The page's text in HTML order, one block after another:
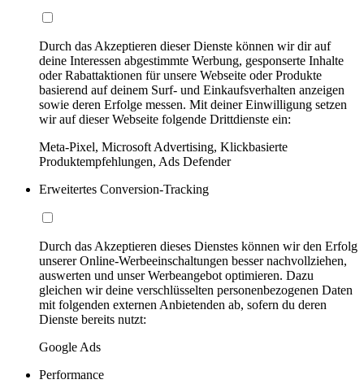
Durch das Akzeptieren dieser Dienste können wir dir auf
deine Interessen abgestimmte Werbung, gesponserte Inhalte
oder Rabattaktionen für unsere Webseite oder Produkte
basierend auf deinem Surf- und Einkaufsverhalten anzeigen
sowie deren Erfolge messen. Mit deiner Einwilligung setzen
wir auf dieser Webseite folgende Drittdienste ein:
Meta-Pixel, Microsoft Advertising, Klickbasierte
Produktempfehlungen, Ads Defender
Erweitertes Conversion-Tracking
Durch das Akzeptieren dieses Dienstes können wir den Erfolg
unserer Online-Werbeeinschaltungen besser nachvollziehen,
auswerten und unser Werbeangebot optimieren. Dazu
gleichen wir deine verschlüsselten personenbezogenen Daten
mit folgenden externen Anbietenden ab, sofern du deren
Dienste bereits nutzt:
Google Ads
Performance